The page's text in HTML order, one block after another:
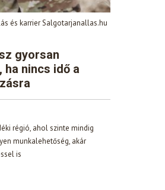
és karrier Salgotarjanallas.hu
gyorsan
ha nincs idő a
régió, ahol szinte mindig
munkalehetőség, akár
is